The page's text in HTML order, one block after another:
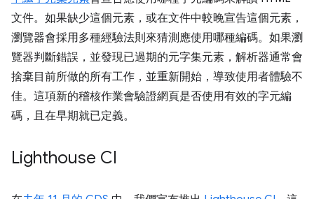
文件。如果缺少這個元素，或在文件中較晚宣告這個元素，
瀏覽器會採用多種經驗法則來猜測應使用哪種編碼。如果瀏
覽器判斷錯誤，並發現已過期的元字集元素，解析器通常會
捨棄目前所做的所有工作，並重新開始，導致使用者體驗不
佳。這項新的稽核作業會驗證網頁是否使用有效的字元編
碼，且在早期就已定義。
Lighthouse CI